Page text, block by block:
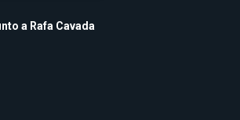
a Rafa Cavada